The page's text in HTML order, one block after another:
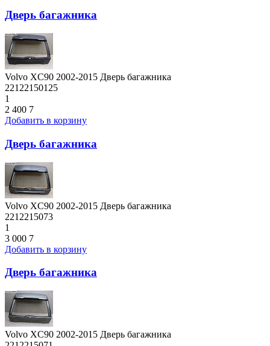
Дверь багажника
Volvo XC90 2002-2015 Дверь багажника
22122150125
1
2 400 7
Добавить в корзину
Дверь багажника
Volvo XC90 2002-2015 Дверь багажника
2212215073
1
3 000 7
Добавить в корзину
Дверь багажника
Volvo XC90 2002-2015 Дверь багажника